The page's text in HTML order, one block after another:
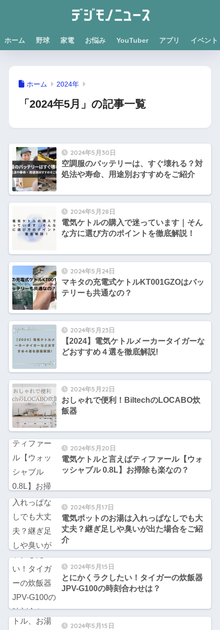
ホーム 野球 家電 お悩み YouTuber アプリ イベント
ホーム 2024年
「2024年5月」の記事一覧
2024年5月30日
空調服のバッテリーは、すぐ壊れる？対
処法や寿命、用途別おすすめをご紹介
2024年5月28日
電気ケトルの購入で迷っています｜そん
な方に選び方のポイントを徹底解説！
2024年5月24日
マキタの充電式ケトルKT001GZOはバッ
テリーも共通なの？
2024年5月23日
【2024】電気ケトルメーカータイガーな
どおすすめ４選を徹底解説!
2024年5月22日
おしゃれで便利！BiltechのLOCABO炊
飯器
2024年5月20日
電気ケトルと言えばティファール【ウォ
ッシャブル 0.8L】お掃除も楽なの？
2024年5月17日
電気ポットのお湯は入れっぱなしでも大
丈夫？継ぎ足しや臭いが出た場合をご紹
介
2024年5月15日
とにかくラクしたい！タイガーの炊飯器
JPV-G100の時刻合わせは？
2024年5月15日